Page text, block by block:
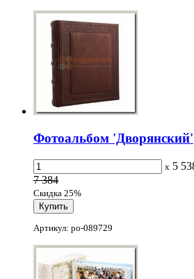
Фотоальбом 'Дворянский'
x 5
7 384
Скидка 25%
Артикул: po-089729